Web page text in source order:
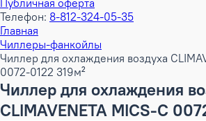
Публичная оферта
Телефон: 8-812-324-05-35
Главная
Чиллеры-фанкойлы
Чиллер для охлаждения воздуха
0072-0122 319м²
Чиллер для охлаждения
CLIMAVENETA MICS-C